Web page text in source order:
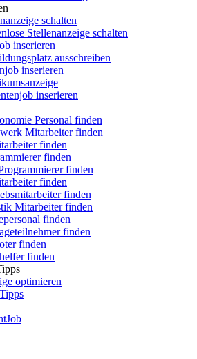
schalten
Stellenanzeige schalten
inserieren
ausschreiben
inserieren
inserieren
Personal finden
Mitarbeiter finden
finden
finden
finden
finden
finden
Mitarbeiter finden
finden
finden
finden
finden
optimieren